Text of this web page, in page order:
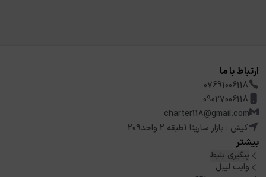
ارتباط با ما
07691006118
09027006118
charter118@gmail.com
کیش : بازار سارینا 1طبقه 2 واحد209
بیشتر
پیگیری بلیط
وایت لیبل